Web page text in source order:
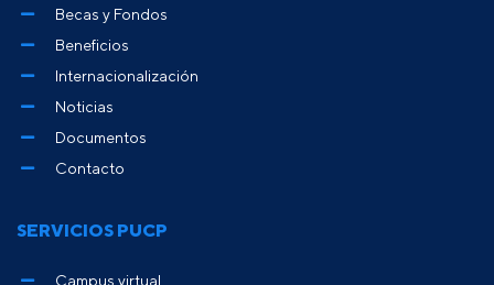
Becas y Fondos
Beneficios
Internacionalización
Noticias
Documentos
Contacto
SERVICIOS PUCP
Campus virtual